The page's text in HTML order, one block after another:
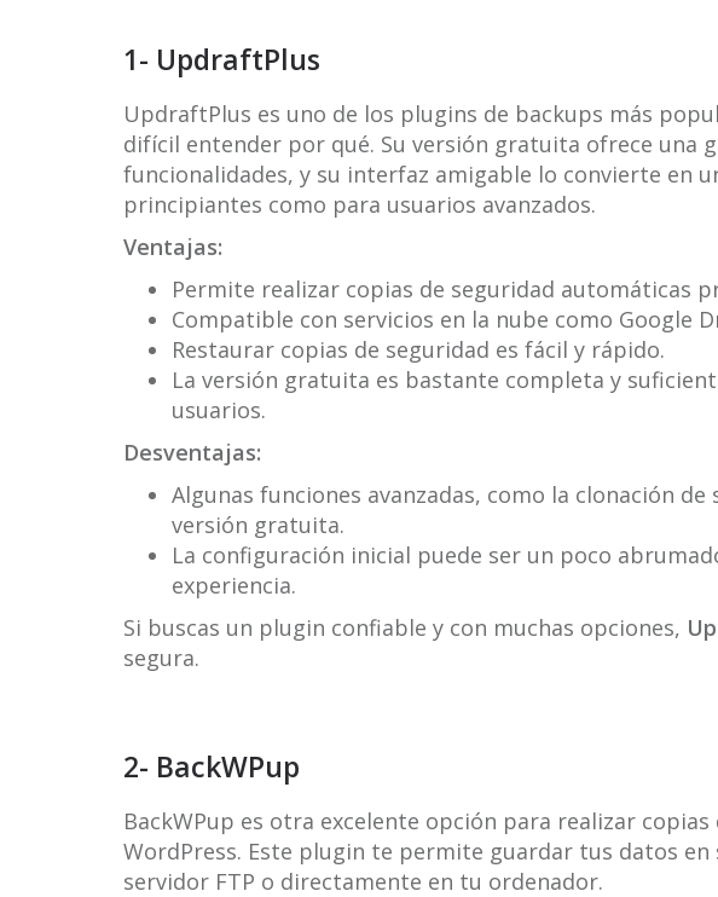
1- UpdraftPlus
UpdraftPlus es uno de los plugins de backups más
difícil entender por qué. Su versión gratuita ofrece una
funcionalidades, y su interfaz amigable lo convierte en
principiantes como para usuarios avanzados.
Ventajas:
Permite realizar copias de seguridad automáticas
Compatible con servicios en la nube como Google
Restaurar copias de seguridad es fácil y rápido.
La versión gratuita es bastante completa y
usuarios.
Desventajas:
Algunas funciones avanzadas, como la clonación
versión gratuita.
La configuración inicial puede ser un poco
experiencia.
Si buscas un plugin confiable y con muchas opciones,
segura.
2- BackWPup
BackWPup es otra excelente opción para realizar
WordPress. Este plugin te permite guardar tus datos en
servidor FTP o directamente en tu ordenador.